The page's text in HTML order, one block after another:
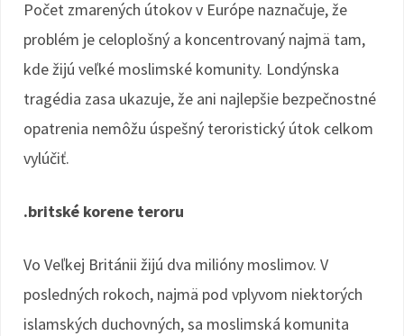
Počet zmarených útokov v Európe naznačuje, že
problém je celoplošný a koncentrovaný najmä tam,
kde žijú veľké moslimské komunity. Londýnska
tragédia zasa ukazuje, že ani najlepšie bezpečnostné
opatrenia nemôžu úspešný teroristický útok celkom
vylúčiť.
.britské korene teroru
Vo Veľkej Británii žijú dva milióny moslimov. V
posledných rokoch, najmä pod vplyvom niektorých
islamských duchovných, sa moslimská komunita